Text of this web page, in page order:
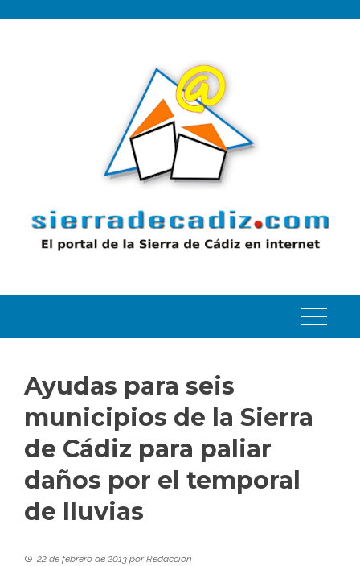
Ayudas para seis
municipios de la Sierra
de Cádiz para paliar
daños por el temporal
de lluvias
22 de febrero de 2013 porRedacción